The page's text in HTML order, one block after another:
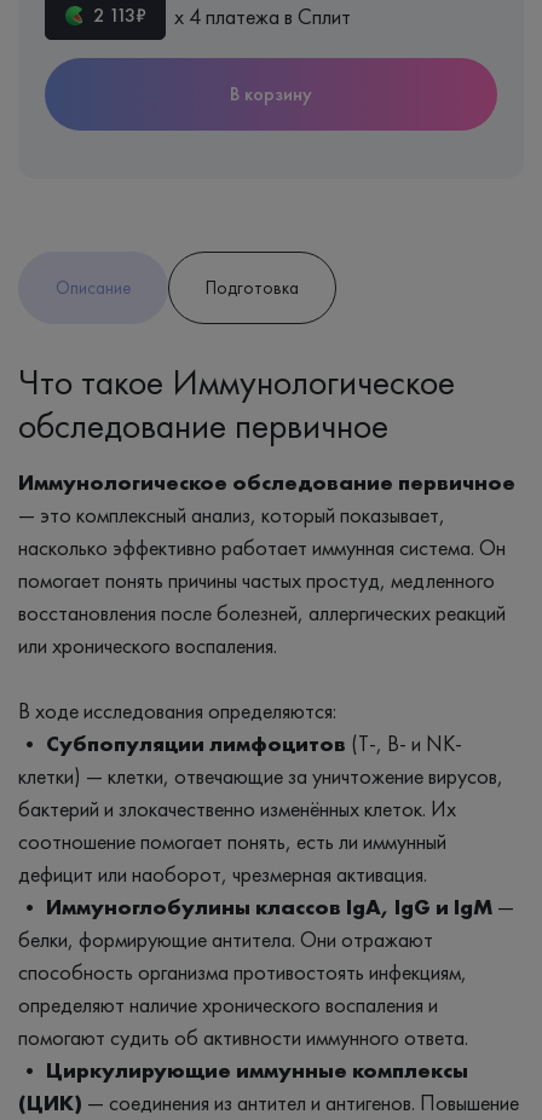
2 113₽ х 4 платежа в Сплит
В корзину
Описание Подготовка
Что такое Иммунологическое
обследование первичное
Иммунологическое обследование первичное
— это комплексный анализ, который показывает,
насколько эффективно работает иммунная система. Он
помогает понять причины частых простуд, медленного
восстановления после болезней, аллергических реакций
или хронического воспаления.
В ходе исследования определяются:
• Субпопуляции лимфоцитов (Т-, В- и NK-
клетки) — клетки, отвечающие за уничтожение вирусов,
бактерий и злокачественно изменённых клеток. Их
соотношение помогает понять, есть ли иммунный
дефицит или наоборот, чрезмерная активация.
• Иммуноглобулины классов IgA, IgG и IgM —
белки, формирующие антитела. Они отражают
способность организма противостоять инфекциям,
определяют наличие хронического воспаления и
помогают судить об активности иммунного ответа.
• Циркулирующие иммунные комплексы
(ЦИК) — соединения из антител и антигенов. Повышение